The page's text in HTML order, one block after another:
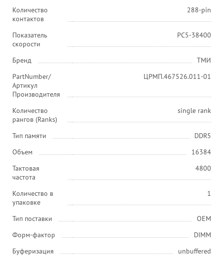
Количество
контактов
288-pin
Показатель
скорости
PC5-38400
Бренд
ТМИ
PartNumber/
Артикул
Производителя
ЦРМП.467526.011-01
Количество
рангов (Ranks)
single rank
Тип памяти
DDR5
Объем
16384
Тактовая
частота
4800
Количество в
упаковке
1
Тип поставки
OEM
Форм-фактор
DIMM
Буферизация
unbuffered